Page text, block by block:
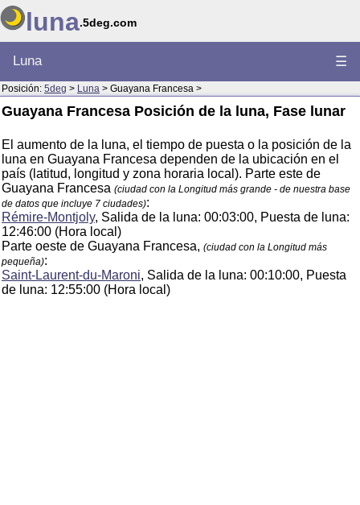
luna.5deg.com
Luna ☰
Posición: 5deg > Luna > Guayana Francesa >
Guayana Francesa Posición de la luna, Fase lunar
El aumento de la luna, el tiempo de puesta o la posición de la
luna en Guayana Francesa dependen de la ubicación en el
país (latitud, longitud y zona horaria local). Parte este de
Guayana Francesa (ciudad con la Longitud más grande - de nuestra base
de datos que incluye 7 ciudades):
Rémire-Montjoly, Salida de la luna: 00:03:00, Puesta de luna:
12:46:00 (Hora local)
Parte oeste de Guayana Francesa, (ciudad con la Longitud más
pequeña):
Saint-Laurent-du-Maroni, Salida de la luna: 00:10:00, Puesta
de luna: 12:55:00 (Hora local)